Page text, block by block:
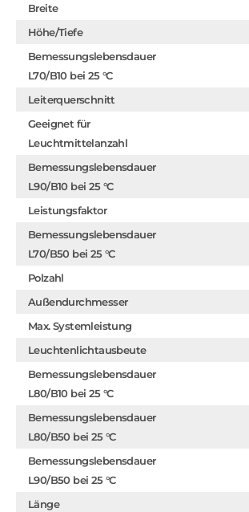
Breite
Höhe/Tiefe
Bemessungslebensdauer
L70/B10 bei 25 °C
Leiterquerschnitt
Geeignet für
Leuchtmittelanzahl
Bemessungslebensdauer
L90/B10 bei 25 °C
Leistungsfaktor
Bemessungslebensdauer
L70/B50 bei 25 °C
Polzahl
Außendurchmesser
Max. Systemleistung
Leuchtenlichtausbeute
Bemessungslebensdauer
L80/B10 bei 25 °C
Bemessungslebensdauer
L80/B50 bei 25 °C
Bemessungslebensdauer
L90/B50 bei 25 °C
Länge